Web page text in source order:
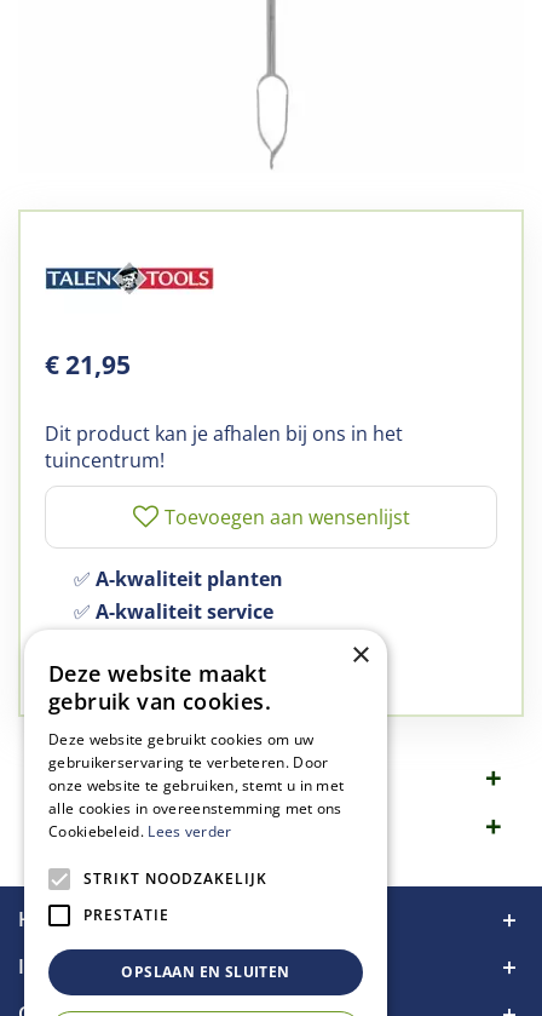
€21,95
Dit product kan je afhalen bij ons in het
tuincentrum!
✅ A-kwaliteit planten
✅ A-kwaliteit service
✅Groen, dat is wat we doen
Omschrijving
Specificaties
Handige links
Informatie
×
Deze website maakt
gebruik van cookies.
Deze website gebruikt cookies om uw
gebruikerservaring te verbeteren. Door
onze website te gebruiken, stemt u in met
alle cookies in overeenstemming met ons
Cookiebeleid. Lees verder
STRIKT NOODZAKELIJK
PRESTATIE
OPSLAAN EN SLUITEN